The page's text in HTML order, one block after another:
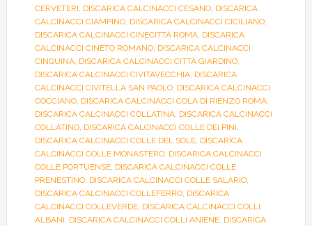
CERVETERI, DISCARICA CALCINACCI CESANO, DISCARICA
CALCINACCI CIAMPINO, DISCARICA CALCINACCI CICILIANO,
DISCARICA CALCINACCI CINECITTÀ ROMA, DISCARICA
CALCINACCI CINETO ROMANO, DISCARICA CALCINACCI
CINQUINA, DISCARICA CALCINACCI CITTÀ GIARDINO,
DISCARICA CALCINACCI CIVITAVECCHIA, DISCARICA
CALCINACCI CIVITELLA SAN PAOLO, DISCARICA CALCINACCI
COCCIANO, DISCARICA CALCINACCI COLA DI RIENZO ROMA,
DISCARICA CALCINACCI COLLATINA, DISCARICA CALCINACCI
COLLATINO, DISCARICA CALCINACCI COLLE DEI PINI,
DISCARICA CALCINACCI COLLE DEL SOLE, DISCARICA
CALCINACCI COLLE MONASTERO, DISCARICA CALCINACCI
COLLE PORTUENSE, DISCARICA CALCINACCI COLLE
PRENESTINO, DISCARICA CALCINACCI COLLE SALARIO,
DISCARICA CALCINACCI COLLEFERRO, DISCARICA
CALCINACCI COLLEVERDE, DISCARICA CALCINACCI COLLI
ALBANI, DISCARICA CALCINACCI COLLI ANIENE, DISCARICA